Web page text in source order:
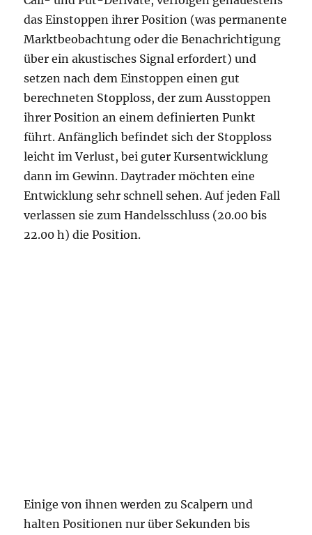
das Einstoppen ihrer Position (was permanente
Marktbeobachtung oder die Benachrichtigung
über ein akustisches Signal erfordert) und
setzen nach dem Einstoppen einen gut
berechneten Stopploss, der zum Ausstoppen
ihrer Position an einem definierten Punkt
führt. Anfänglich befindet sich der Stopploss
leicht im Verlust, bei guter Kursentwicklung
dann im Gewinn. Daytrader möchten eine
Entwicklung sehr schnell sehen. Auf jeden Fall
verlassen sie zum Handelsschluss (20.00 bis
22.00 h) die Position.
Einige von ihnen werden zu Scalpern und
halten Positionen nur über Sekunden bis